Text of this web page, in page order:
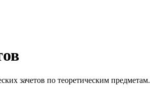
зачетов по теоретическим предметам.